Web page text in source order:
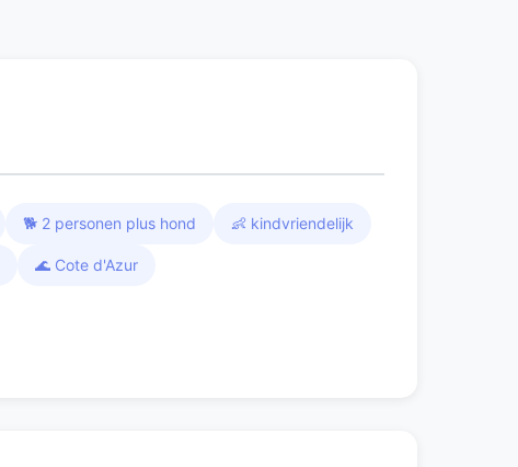
🐕 2 personen plus hond 👶 kindvriendelijk
🌊 Cote d'Azur